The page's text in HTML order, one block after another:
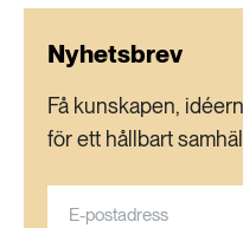
Nyhetsbrev
Få kunskapen,
för ett hållbart